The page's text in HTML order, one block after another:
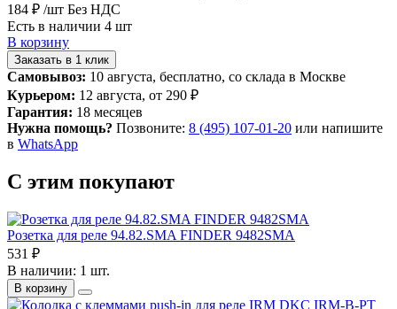
184 ₽ /шт Без НДС
Есть в наличии 4 шт
В корзину
Заказать в 1 клик
Самовывоз: 10 августа, бесплатно, со склада в Москве
Курьером: 12 августа, от 290 ₽
Гарантия: 18 месяцев
Нужна помощь? Позвоните: 8 (495) 107-01-20 или напишите
в WhatsApp
С этим покупают
Розетка для реле 94.82.SMA FINDER 9482SMA
531 ₽
В наличии: 1 шт.
В корзину